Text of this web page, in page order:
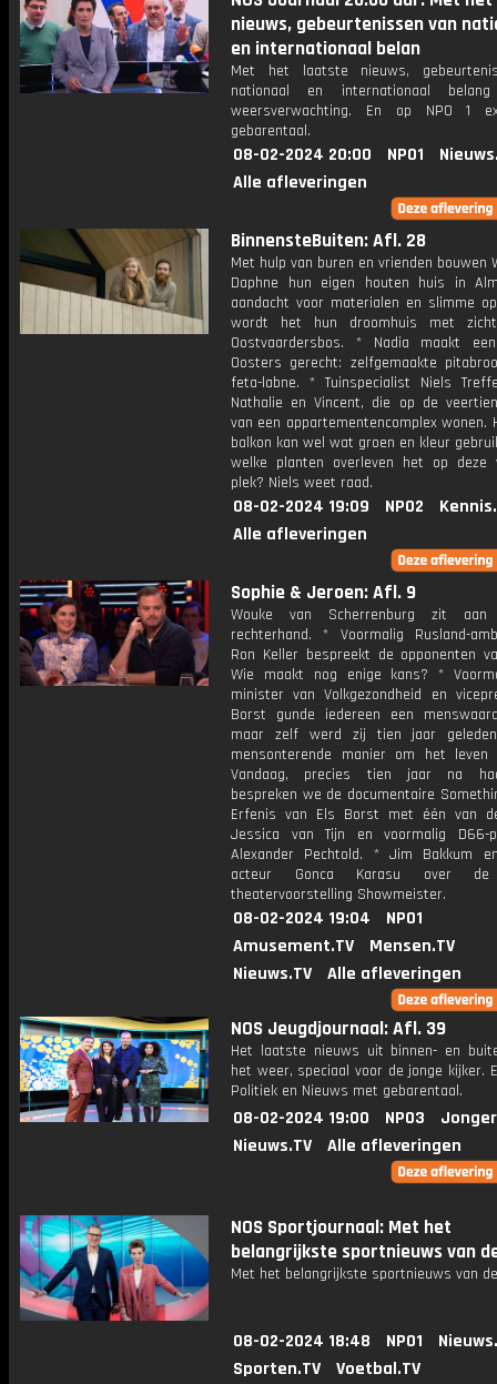
nieuws, gebeurtenissen van
en internationaal belan
Met het laatste nieuws,
nationaal en internationaal
weersverwachting. En op NPO 1
gebarentaal.
08-02-2024 20:00 NPO1
Alle afleveringen
BinnensteBuiten: Afl. 28
Met hulp van buren en vrienden bouwen
Daphne hun eigen houten huis in
aandacht voor materialen en slimme
wordt het hun droomhuis met
Oostvaardersbos. * Nadia maakt
Oosters gerecht: zelfgemaakte
feta-labne. * Tuinspecialist Niels
Nathalie en Vincent, die op de
van een appartementencomplex wonen.
balkon kan wel wat groen en kleur
welke planten overleven het op deze
plek? Niels weet raad.
08-02-2024 19:09 NPO2
Alle afleveringen
Sophie & Jeroen: Afl. 9
Wouke van Scherrenburg zit aan
rechterhand. * Voormalig Rusland-
Ron Keller bespreekt de opponenten
Wie maakt nog enige kans? *
minister van Volkgezondheid en
Borst gunde iedereen een
maar zelf werd zij tien jaar
mensonterende manier om het leven
Vandaag, precies tien jaar na
bespreken we de documentaire
Erfenis van Els Borst met één van
Jessica van Tijn en voormalig D66-
Alexander Pechtold. * Jim Bakkum
acteur Gonca Karasu over de
theatervoorstelling Showmeister.
08-02-2024 19:04
NPO1
Amusement.TV
Mensen.TV
Nieuws.TV
Alle afleveringen
NOS Jeugdjournaal: Afl. 39
Het laatste nieuws uit binnen- en
het weer, speciaal voor de jonge kijker.
Politiek en Nieuws met gebarentaal.
08-02-2024 19:00 NPO3
Nieuws.TV
Alle afleveringen
NOS Sportjournaal: Met het
belangrijkste sportnieuws van
Met het belangrijkste sportnieuws van
08-02-2024 18:48 NPO1
Sporten.TV
Voetbal.TV